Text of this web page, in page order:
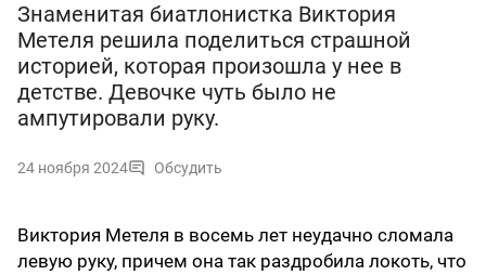
Знаменитая биатлонистка Виктория
Метеля решила поделиться страшной
историей, которая произошла у нее в
детстве. Девочке чуть было не
ампутировали руку.
24 ноября 2024 Обсудить
Виктория Метеля в восемь лет неудачно сломала
левую руку, причем она так раздробила локоть, что